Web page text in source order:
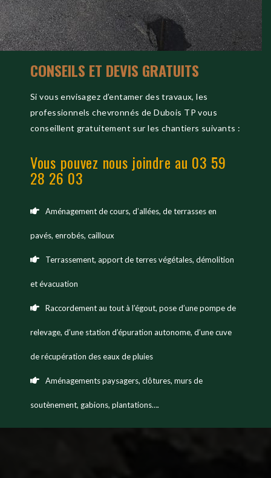
CONSEILS ET DEVIS GRATUITS
Si vous envisagez d’entamer des travaux, les
professionnels chevronnés de Dubois TP vous
conseillent gratuitement sur les chantiers suivants :
Vous pouvez nous joindre au 03 59
28 26 03
Aménagement de cours, d’allées, de terrasses en
pavés, enrobés, cailloux
Terrassement, apport de terres végétales, démolition
et évacuation
Raccordement au tout à l’égout, pose d’une pompe de
relevage, d’une station d’épuration autonome, d’une cuve
de récupération des eaux de pluies
Aménagements paysagers, clôtures, murs de
soutènement, gabions, plantations….